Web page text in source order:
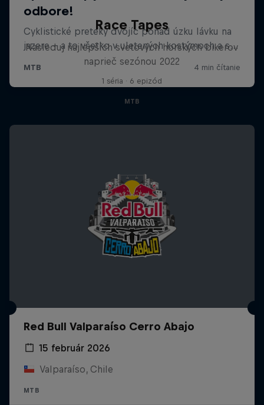
Race Tapes
Nasleduj najlepších svetových horských bikerov
naprieč sezónou 2022
1 séria · 6 epizód
MTB
Red Bull Valparaíso Cerro Abajo
15 február 2026
Valparaíso, Chile
MTB